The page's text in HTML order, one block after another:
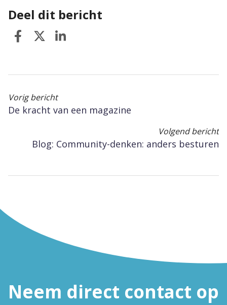
Deel dit bericht
Vorig bericht
De kracht van een magazine
Volgend bericht
Blog: Community-denken: anders besturen
Neem direct contact op